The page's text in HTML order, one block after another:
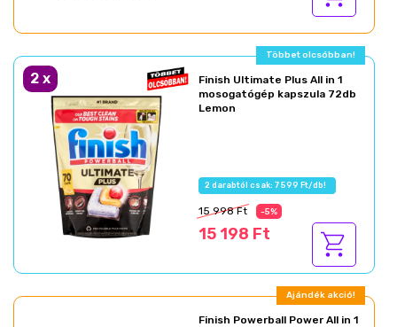
Többet olcsóbban!
2 x
Finish Ultimate Plus All in 1
mosogatógép kapszula 72db
Lemon
2 darabtól csak: 7 599 Ft/db!
15 998 Ft -5%
15 198 Ft
Ajándék akció!
Finish Powerball Power All in 1